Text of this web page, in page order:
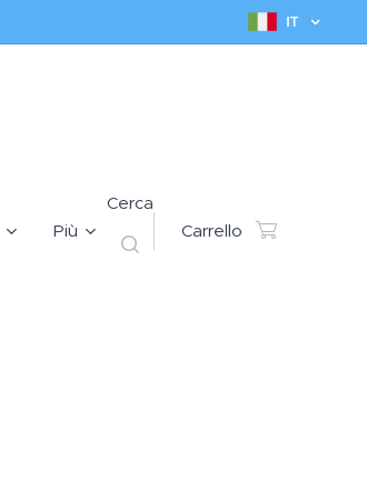
IT
Più
Cerca
Carrello